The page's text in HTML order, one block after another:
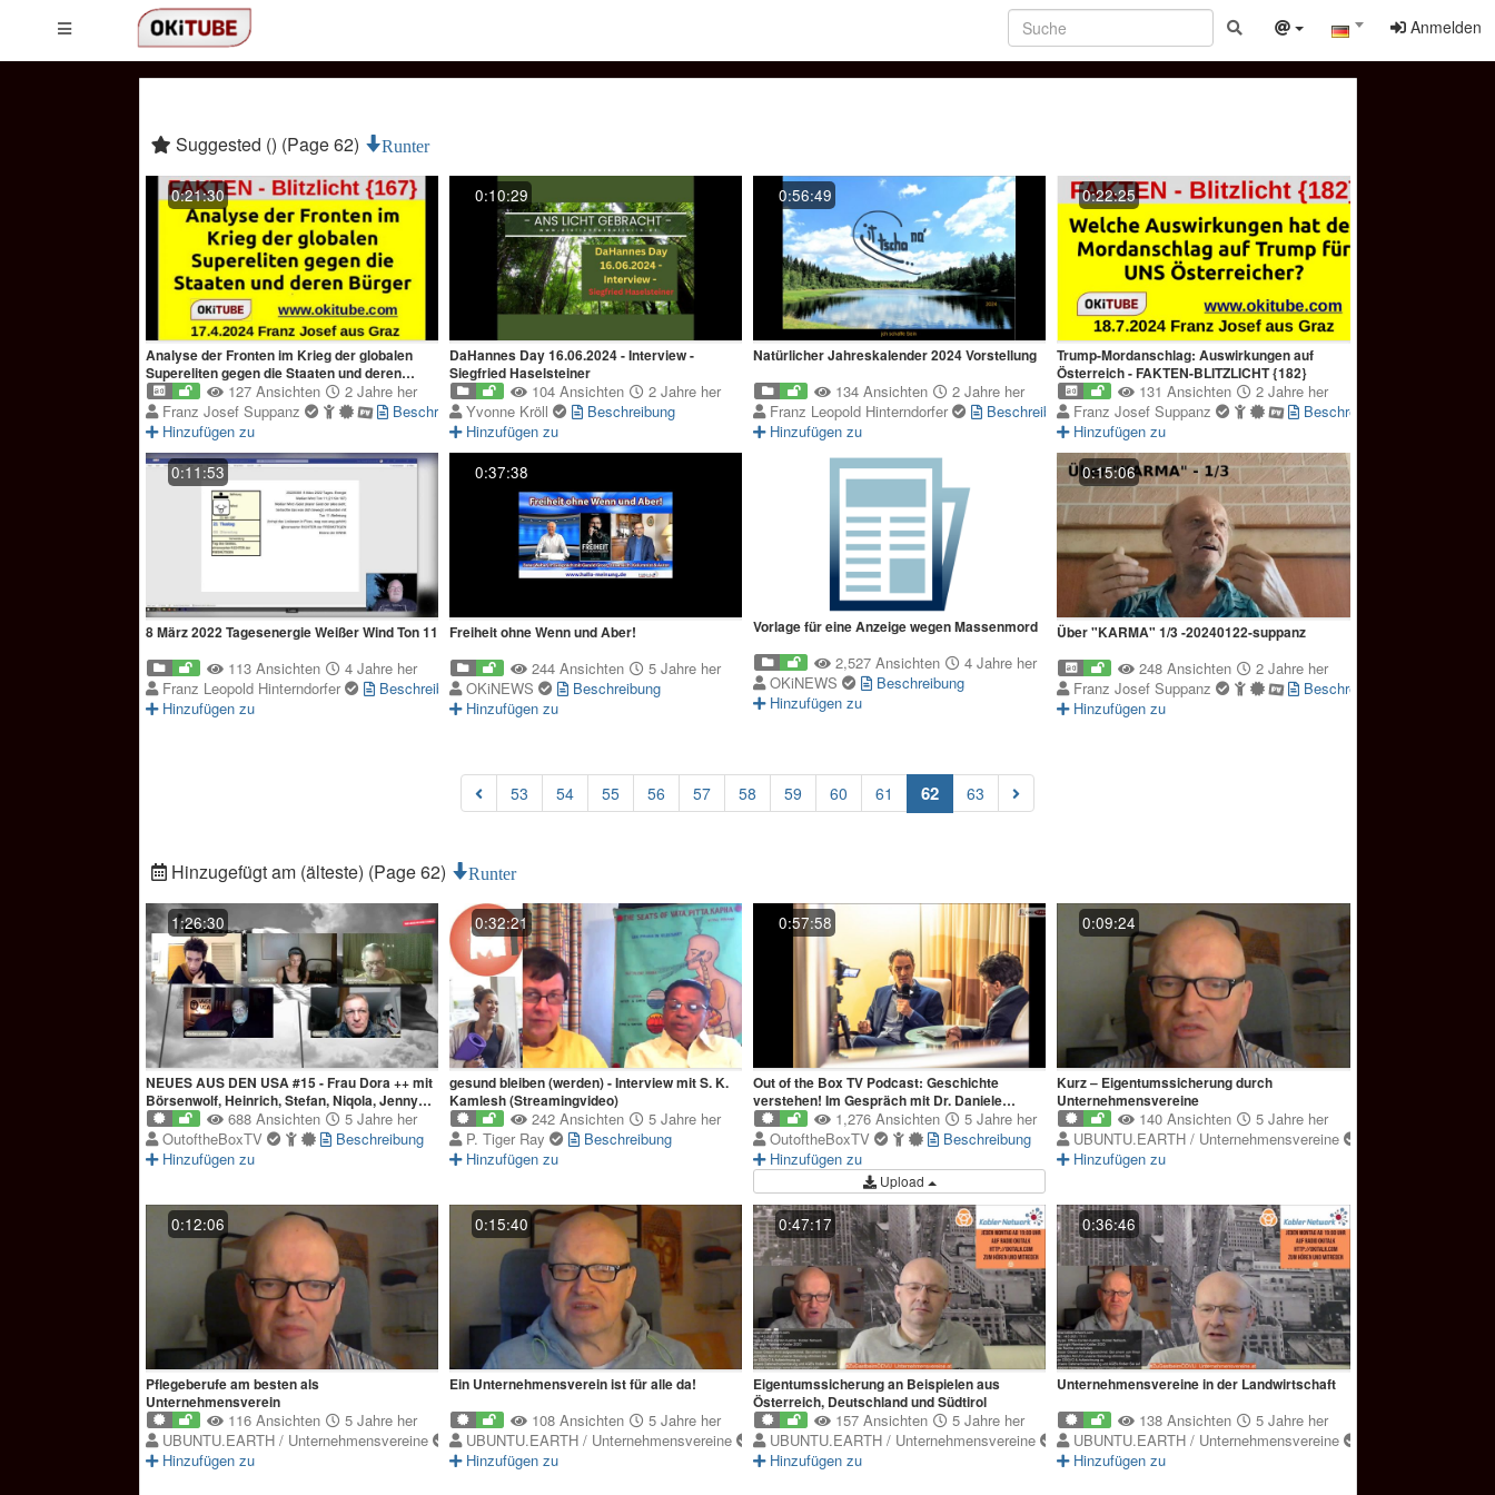
Anmelden
Suggested () (Page 62) Runter
0:21:30
Analyse der Fronten im Krieg der globalen
Supereliten gegen die Staaten und deren
Bürger
127 Ansichten
2 Jahre her
Franz Josef Suppanz
Beschreibung
Hinzufügen zu
0:10:29
DaHannes Day 16.06.2024 - Interview -
Siegfried Haselsteiner
104 Ansichten
2 Jahre her
Yvonne Kröll
Beschreibung
Hinzufügen zu
0:56:49
Natürlicher Jahreskalender 2024 Vorstellung
134 Ansichten
2 Jahre her
Franz Leopold Hinterndorfer
Beschreibung
Hinzufügen zu
0:22:25
Trump-Mordanschlag: Auswirkungen auf
Österreich - FAKTEN-BLITZLICHT {182}
131 Ansichten
2 Jahre her
Franz Josef Suppanz
Beschreibung
Hinzufügen zu
0:11:53
8 März 2022 Tagesenergie Weißer Wind Ton 11
113 Ansichten
4 Jahre her
Franz Leopold Hinterndorfer
Beschreibung
Hinzufügen zu
0:37:38
Freiheit ohne Wenn und Aber!
244 Ansichten
5 Jahre her
OKiNEWS
Beschreibung
Hinzufügen zu
Vorlage für eine Anzeige wegen Massenmord
2,527 Ansichten
4 Jahre her
OKiNEWS
Beschreibung
Hinzufügen zu
0:15:06
Über "KARMA" 1/3 -20240122-suppanz
248 Ansichten
2 Jahre her
Franz Josef Suppanz
Beschreibung
Hinzufügen zu
53 54 55 56 57 58 59 60 61 62(current)
63
Hinzugefügt am (älteste) (Page 62) Runter
1:26:30
NEUES AUS DEN USA #15 - Frau Dora ++ mit
Börsenwolf, Heinrich, Stefan, Niqola, Jenny
und Manuel 688 Ansichten
5 Jahre her
OutoftheBoxTV
Beschreibung
Hinzufügen zu
0:32:21
gesund bleiben (werden) - Interview mit S. K.
Kamlesh (Streamingvideo)
242 Ansichten
5 Jahre her
P. Tiger Ray
Beschreibung
Hinzufügen zu
0:57:58
Out of the Box TV Podcast: Geschichte
verstehen! Im Gespräch mit Dr. Daniele
Ganser
1,276 Ansichten
5 Jahre her
OutoftheBoxTV
Beschreibung
Hinzufügen zu
Upload
0:09:24
Kurz ‒ Eigentumssicherung durch
Unternehmensvereine
140 Ansichten
5 Jahre her
UBUNTU.EARTH / Unternehmensvereine
Hinzufügen zu
0:12:06
Pflegeberufe am besten als
Unternehmensverein
116 Ansichten
5 Jahre her
UBUNTU.EARTH / Unternehmensvereine
Hinzufügen zu
0:15:40
Ein Unternehmensverein ist für alle da!
108 Ansichten
5 Jahre her
UBUNTU.EARTH / Unternehmensvereine
Hinzufügen zu
0:47:17
Eigentumssicherung an Beispielen aus
Österreich, Deutschland und Südtirol
157 Ansichten
5 Jahre her
UBUNTU.EARTH / Unternehmensvereine
Hinzufügen zu
0:36:46
Unternehmensvereine in der Landwirtschaft
138 Ansichten
5 Jahre her
UBUNTU.EARTH / Unternehmensvereine
Hinzufügen zu